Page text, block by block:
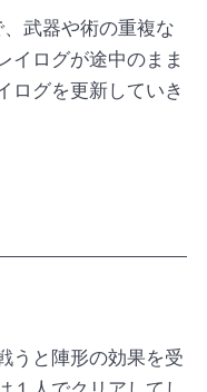
武器や術の重複な
イログが途中のまま
ログを更新していき
うと陣形の効果を受